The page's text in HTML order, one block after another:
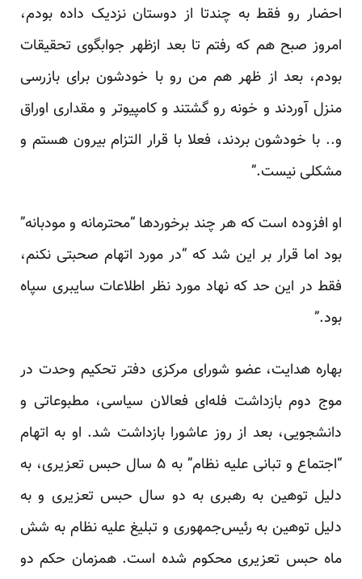
احضار رو فقط به چندتا از دوستان نزدیک داده بودم،
امروز صبح هم که رفتم تا بعد ازظهر جوابگوی تحقیقات
بودم، بعد از ظهر هم من رو با خودشون برای بازرسی
منزل آوردند و خونه رو گشتند و کامپیو‌تر و مقداری اوراق
و.. با خودشون بردند، فعلا با قرار التزام بیرون هستم و
مشکلی نیست.”
او افزوده است که هر چند برخورد‌ها “محترمانه و مودبانه”
بود اما قرار بر این شد که “در مورد اتهام صحبتی نکنم،
فقط در این حد که نهاد مورد نظر اطلاعات سایبری سپاه
بود.”
بهاره هدایت، عضو شورای مرکزی دفتر تحکیم وحدت در
موج دوم بازداشت فله‌ای فعالان سیاسی، مطبوعاتی و
دانشجویی، بعد از روز عاشورا بازداشت شد. او به اتهام
“اجتماع و تبانی علیه نظام” به ۵ سال حبس تعزیری، به
دلیل توهین به رهبری به دو سال حبس تعزیری و به
دلیل توهین به رئیس‌جمهوری و تبلیغ علیه نظام به شش
ماه حبس تعزیری محکوم شده است. همزمان حکم دو